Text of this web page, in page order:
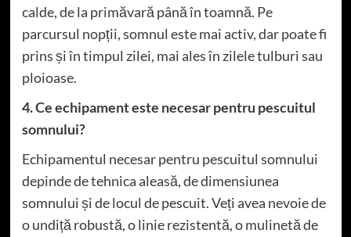
calde, de la primăvară până în toamnă. Pe
parcursul nopții, somnul este mai activ, dar poate fi
prins și în timpul zilei, mai ales în zilele tulburi sau
ploioase.
4. Ce echipament este necesar pentru pescuitul
somnului?
Echipamentul necesar pentru pescuitul somnului
depinde de tehnica aleasă, de dimensiunea
somnului și de locul de pescuit. Veți avea nevoie de
o undiță robustă, o linie rezistentă, o mulinetă de